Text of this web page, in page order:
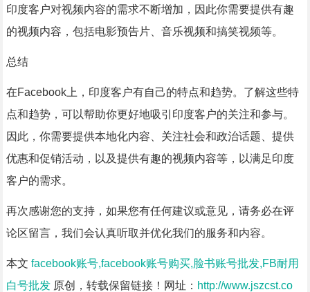
印度客户对视频内容的需求不断增加，因此你需要提供有趣
的视频内容，包括电影预告片、音乐视频和搞笑视频等。
总结
在Facebook上，印度客户有自己的特点和趋势。了解这些特
点和趋势，可以帮助你更好地吸引印度客户的关注和参与。
因此，你需要提供本地化内容、关注社会和政治话题、提供
优惠和促销活动，以及提供有趣的视频内容等，以满足印度
客户的需求。
再次感谢您的支持，如果您有任何建议或意见，请务必在评
论区留言，我们会认真听取并优化我们的服务和内容。
本文 facebook账号,facebook账号购买,脸书账号批发,FB耐用
白号批发原创，转载保留链接！网址： http://www.jszcst.co